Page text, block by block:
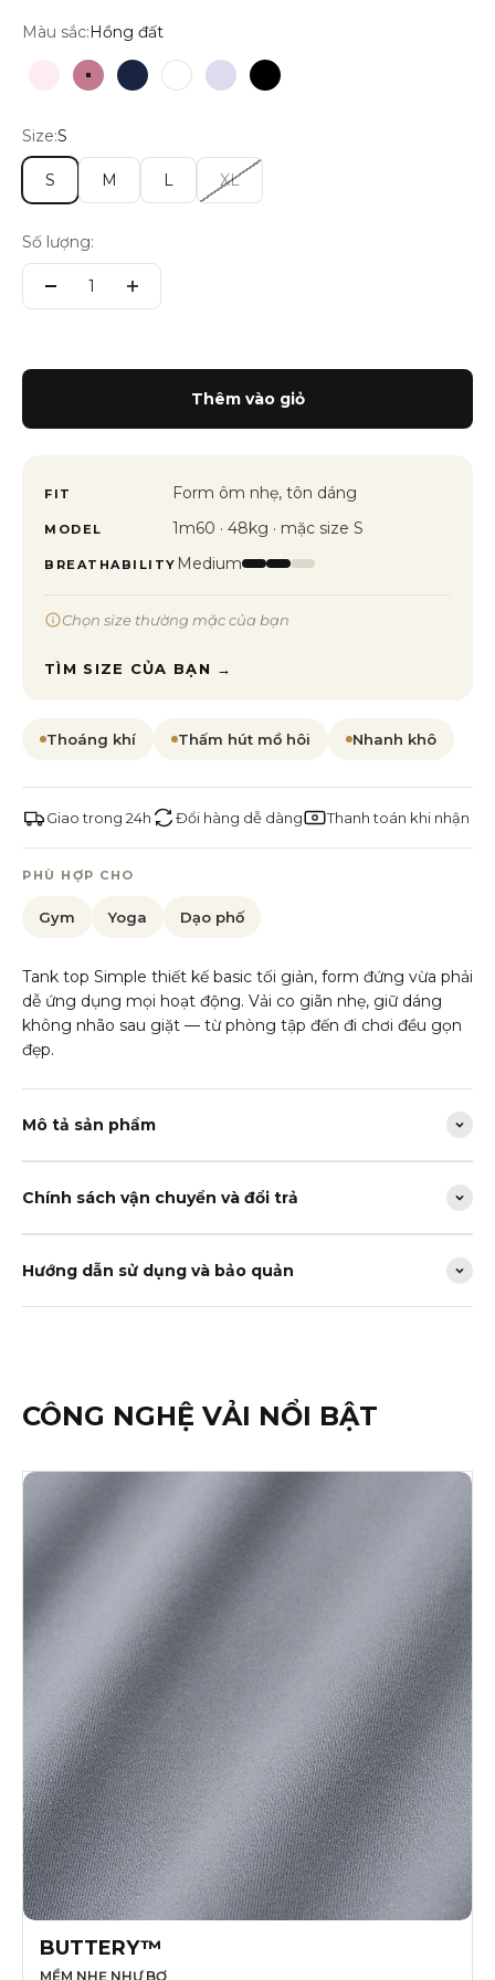
Màu sắc:Hồng đất
Hồng pastel
Hồng đấtNavy TrắngTím pastel
Đen
Size:S
S M L XL
Số lượng:
Thêm vào giỏ
FIT Form ôm nhẹ, tôn dáng
MODEL 1m60 · 48kg · mặc size S
BREATHABILITY Medium
Chọn size thường mặc của bạn
TÌM SIZE CỦA BẠN →
Thoáng khí Thấm hút mồ hôi Nhanh khô
Giao trong 24h Đổi hàng dễ dàng Thanh toán khi nhận
PHÙ HỢP CHO
Gym Yoga Dạo phố
Tank top Simple thiết kế basic tối giản, form đứng vừa phải
dễ ứng dụng mọi hoạt động. Vải co giãn nhẹ, giữ dáng
không nhão sau giặt — từ phòng tập đến đi chơi đều gọn
đẹp.
Mô tả sản phẩm
Chính sách vận chuyển và đổi trả
Hướng dẫn sử dụng và bảo quản
CÔNG NGHỆ VẢI NỔI BẬT
BUTTERY™
MỀM NHẸ NHƯ BƠ